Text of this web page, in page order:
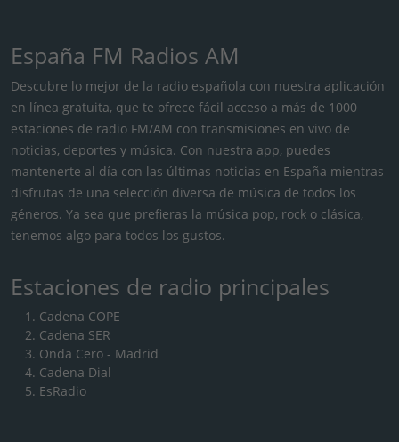
España FM Radios AM
Descubre lo mejor de la radio española con nuestra aplicación
en línea gratuita, que te ofrece fácil acceso a más de 1000
estaciones de radio FM/AM con transmisiones en vivo de
noticias, deportes y música. Con nuestra app, puedes
mantenerte al día con las últimas noticias en España mientras
disfrutas de una selección diversa de música de todos los
géneros. Ya sea que prefieras la música pop, rock o clásica,
tenemos algo para todos los gustos.
Estaciones de radio principales
Cadena COPE
Cadena SER
Onda Cero - Madrid
Cadena Dial
EsRadio